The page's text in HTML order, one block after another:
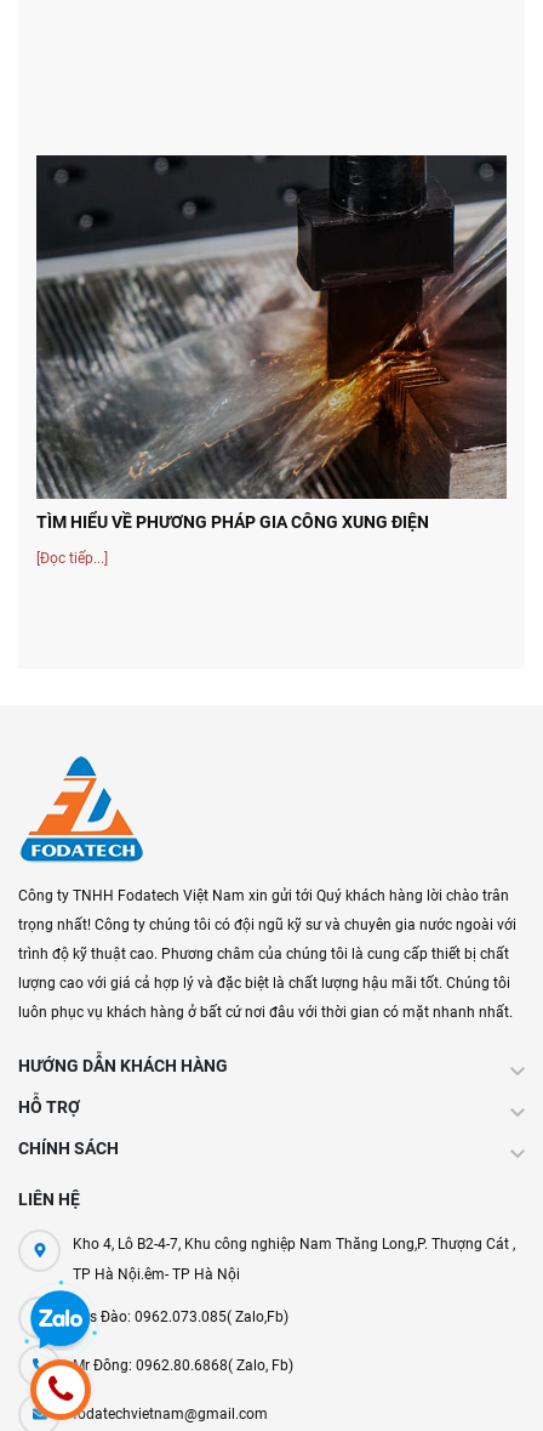
TÌM HIỂU VỀ PHƯƠNG PHÁP GIA CÔNG XUNG ĐIỆN
[Đọc tiếp...]
Công ty TNHH Fodatech Việt Nam xin gửi tới Quý khách hàng lời chào trân
trọng nhất! Công ty chúng tôi có đội ngũ kỹ sư và chuyên gia nước ngoài với
trình độ kỹ thuật cao. Phương châm của chúng tôi là cung cấp thiết bị chất
lượng cao với giá cả hợp lý và đặc biệt là chất lượng hậu mãi tốt. Chúng tôi
luôn phục vụ khách hàng ở bất cứ nơi đâu với thời gian có mặt nhanh nhất.
HƯỚNG DẪN KHÁCH HÀNG
HỖ TRỢ
CHÍNH SÁCH
LIÊN HỆ
Kho 4, Lô B2-4-7, Khu công nghiệp Nam Thăng Long,P. Thượng Cát ,
TP Hà Nội.êm- TP Hà Nội
Mrs Đào: 0962.073.085( Zalo,Fb)
Mr Đông: 0962.80.6868( Zalo, Fb)
fodatechvietnam@gmail.com